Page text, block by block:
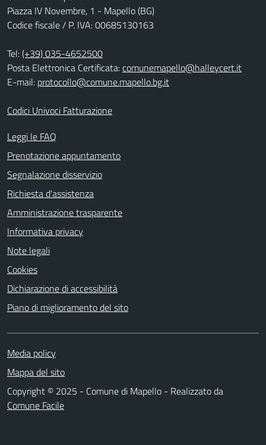
Piazza IV Novembre, 1 - Mapello (BG)
Codice fiscale / P. IVA: 00685130163
Tel:(+39) 035-4652500
Posta Elettronica Certificata:comunemapello@halleycert.it
E-mail: protocollo@comune.mapello.bg.it
Codici Univoci Fatturazione
Leggi le FAQ
Prenotazione appuntamento
Segnalazione disservizio
Richiesta d'assistenza
Amministrazione trasparente
Informativa privacy
Note legali
Cookies
Dichiarazione di accessibilità
Piano di miglioramento del sito
Media policy
Mappa del sito
Copyright © 2025 - Comune di Mapello - Realizzato da
Comune Facile